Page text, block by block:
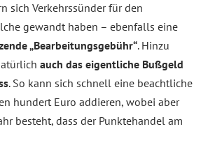
sich Verkehrssünder für den
gewandt haben – ebenfalls eine
„Bearbeitungsgebühr“. Hinzu
auch das eigentliche Bußgeld
. So kann sich schnell eine beachtliche
hundert Euro addieren, wobei aber
besteht, dass der Punktehandel am